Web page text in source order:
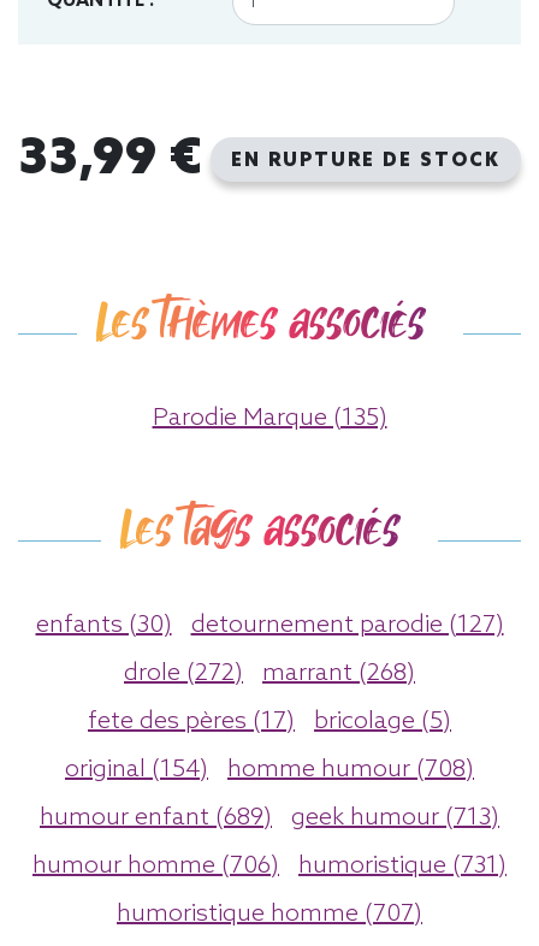
33,99 € EN RUPTURE DE STOCK
Les thèmes associés
Parodie Marque (135)
Les tags associés
enfants (30)
detournement parodie (127)
drole (272)
marrant (268)
fete des pères (17)
bricolage (5)
original (154)
homme humour (708)
humour enfant (689)
geek humour (713)
humour homme (706)
humoristique (731)
humoristique homme (707)